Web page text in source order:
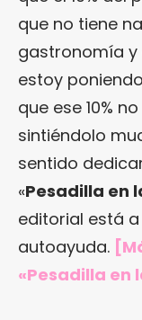
que no tiene
gastronomía y
estoy
que ese 10%
sintiéndolo
sentido
«Pesadilla en
editorial está
autoayuda.
«Pesadilla en